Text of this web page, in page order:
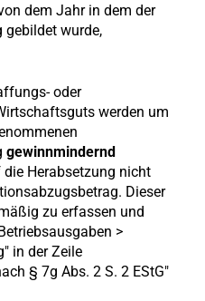
dem Jahr in dem der
gebildet wurde,
oder
werden um
gewinnmindernd
Herabsetzung nicht
Dieser
zu erfassen und
>
in der Zeile
§ 7g Abs. 2 S. 2 EStG"